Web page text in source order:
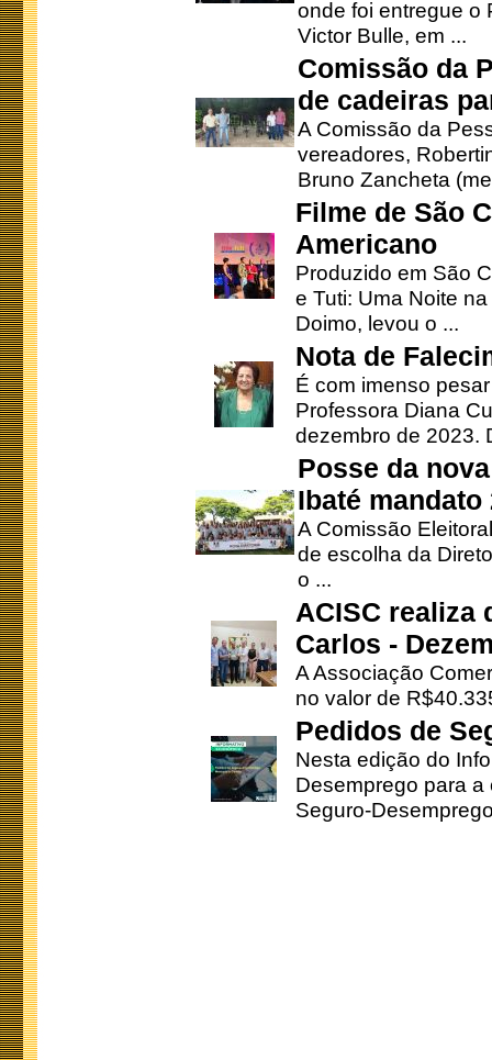
onde foi entregue o
Victor Bulle, em ...
Comissão da
de cadeiras
A Comissão da
vereadores,
Bruno Zancheta
Filme de São
Americano
Produzido em São
e Tuti: Uma Noite
Doimo, levou o ...
Nota de
É com imenso
Professora Diana
dezembro de 2023.
Posse da
Ibaté mandato
A Comissão
de escolha da
o ...
ACISC realiza
Carlos -
A Associação
no valor de
Pedidos de
Nesta edição do
Desemprego para
Seguro-